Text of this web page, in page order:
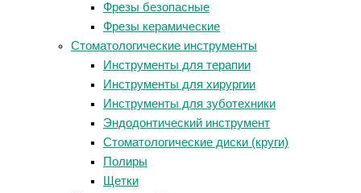
Фрезы безопасные
Фрезы керамические
Стоматологические инструменты
Инструменты для терапии
Инструменты для хирургии
Инструменты для зуботехники
Эндодонтический инструмент
Стоматологические диски (круги)
Полиры
Щетки